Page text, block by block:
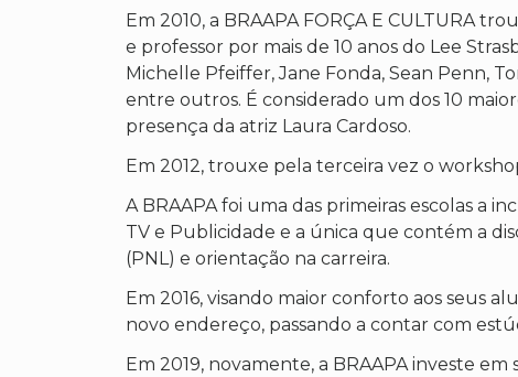
Em 2010, a BRAAPA FORÇA E CULTURA
e professor por mais de 10 anos do Lee
Michelle Pfeiffer, Jane Fonda, Sean Penn,
entre outros. É considerado um dos 10
presença da atriz Laura Cardoso.
Em 2012, trouxe pela terceira vez o
A BRAAPA foi uma das primeiras escolas a
TV e Publicidade e a única que contém a
(PNL) e orientação na carreira.
Em 2016, visando maior conforto aos seus
novo endereço, passando a contar com
Em 2019, novamente, a BRAAPA investe